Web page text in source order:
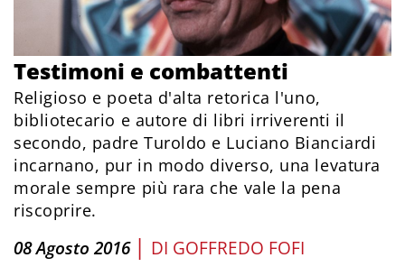
Testimoni e combattenti
Religioso e poeta d'alta retorica l'uno,
bibliotecario e autore di libri irriverenti il
secondo, padre Turoldo e Luciano Bianciardi
incarnano, pur in modo diverso, una levatura
morale sempre più rara che vale la pena
riscoprire.
08 Agosto 2016 | DI GOFFREDO FOFI